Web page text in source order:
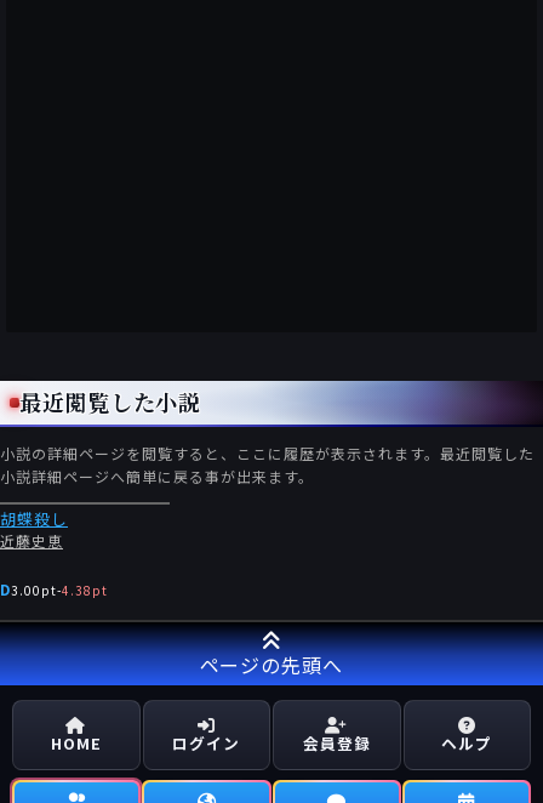
最近閲覧した小説
小説の詳細ページを閲覧すると、ここに履歴が表示されます。最近閲覧した
小説詳細ページへ簡単に戻る事が出来ます。
胡蝶殺し
近藤史恵
D3.00pt-4.38pt
ページの先頭へ
HOME ログイン 会員登録 ヘルプ